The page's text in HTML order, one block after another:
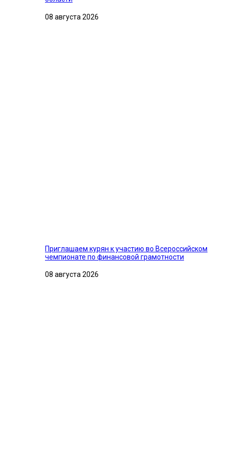
08 августа 2026
Приглашаем курян к участию во Всероссийском
чемпионате по финансовой грамотности
08 августа 2026